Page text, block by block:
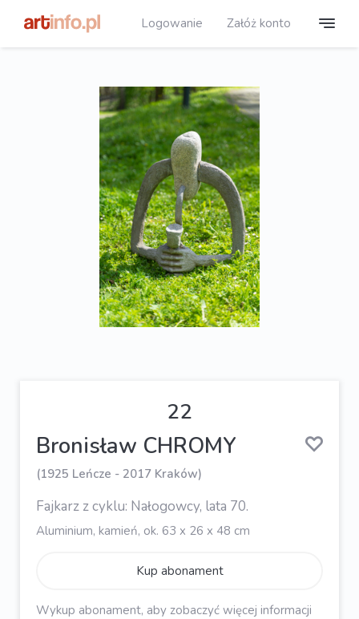
Logowanie Załóż konto
22
Bronisław CHROMY
(1925 Leńcze - 2017 Kraków)
Fajkarz z cyklu: Nałogowcy, lata 70.
Aluminium, kamień, ok. 63 x 26 x 48 cm
Kup abonament
Wykup abonament, aby zobaczyć więcej informacji